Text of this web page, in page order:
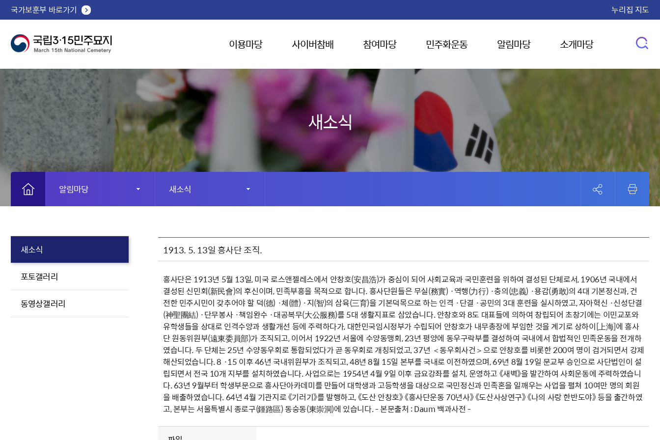
국가보훈부 바로가기 누리집 지도
이용마당 사이버참배 참여마당 민주화운동 알림마당 소개마당
새소식
알림마당 새소식
새소식
포토갤러리
동영상갤러리
1913. 5. 13일 흥사단 조직.
흥사단은 1913년 5월 13일, 미국 로스앤젤레스에서 안창호(安昌浩)가 중심이 되어 사회교육과 국민훈련을 위하여 결성된 단체로서, 1906년 국내에서
결성된 신민회(新民會)의 후신이며, 민족부흥을 목적으로 합니다. 흥사단원들은 무실(務實) ·역행(力行) ·충의(忠義) ·용감(勇敢)의 4대 기본정신과, 건
전한 민주시민이 갖추어야 할 덕(德) ·체(體) ·지(智)의 삼육(三育)을 기본덕목으로 하는 인격 ·단결 ·공민의 3대 훈련을 실시하였고, 자아혁신 ·신성단결
(神聖團結) ·단무봉사 ·책임완수 ·대공복무(大公服務)를 5대 생활지표로 삼았습니다. 안창호와 8도 대표들에 의하여 창립되어 초창기에는 이민교포와
유학생들을 상대로 인격수양과 생활개선 등에 주력하다가, 대한민국임시정부가 수립되어 안창호가 내무총장에 부임한 것을 계기로 상하이[上海]에 흥사
단 원동위원부(遠東委員部)가 조직되고, 이어서 1922년 서울에 수양동맹회, 23년 평양에 동우구락부를 결성하여 국내에서 합법적인 민족운동을 전개하
였습니다. 두 단체는 25년 수양동우회로 통합되었다가 곧 동우회로 개칭되었고, 37년 ＜동우회사건＞으로 안창호를 비롯한 200여 명이 검거되면서 강제
해산되었습니다. 8 ·15 이후 46년 국내위원부가 조직되고, 48년 8월 15일 본부를 국내로 이전하였으며, 69년 8월 19일 문교부 승인으로 사단법인이 설
립되면서 전국 10개 지부를 설치하였습니다. 사업으로는 1954년 4월 9일 이후 금요강좌를 설치, 운영하고 《새벽》을 발간하여 사회운동에 주력하였습니
다. 63년 9월부터 학생부문으로 흥사단아카데미를 만들어 대학생과 고등학생을 대상으로 국민정신과 민족혼을 일깨우는 사업을 펼쳐 10여만 명의 회원
을 배출하였습니다. 64년 4월 기관지로 《기러기》를 발행하고, 《도산 안창호》 《흥사단운동 70년사》 《도산사상연구》 《나의 사랑 한반도야》 등을 출간하였
고, 본부는 서울특별시 종로구(鍾路區) 동숭동(東崇洞)에 있습니다. - 본문출처 : Daum 백과사전 -